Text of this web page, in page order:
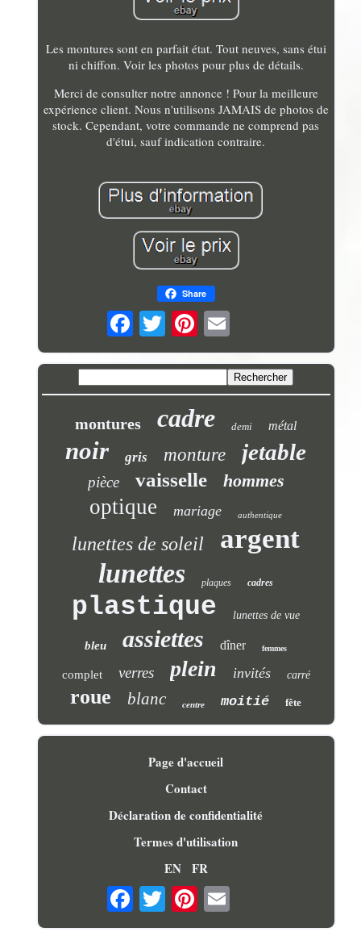
Les montures sont en parfait état. Tout neuves, sans étui
ni chiffon. Voir les photos pour plus de détails.
Merci de consulter notre annonce ! Pour la meilleure
expérience client. Nous n'utilisons JAMAIS de photos de
stock. Cependant, votre commande ne comprend pas
d'étui, sauf indication contraire.
Share
montures cadre demi métal
noir gris monture jetable
pièce vaisselle hommes
optique mariage authentique
lunettes de soleil argent
lunettes plaques cadres
plastique lunettes de vue
bleu assiettes dîner femmes
complet verres plein invités carré
roue blanc centre moitié fête
Page d'accueil
Contact
Déclaration de confidentialité
Termes d'utilisation
EN FR